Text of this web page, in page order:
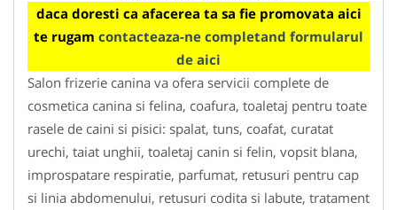
daca doresti ca afacerea ta sa fie promovata aici
te rugam contacteaza-ne completand formularul
de aici
Salon frizerie canina va ofera servicii complete de
cosmetica canina si felina, coafura, toaletaj pentru toate
rasele de caini si pisici: spalat, tuns, coafat, curatat
urechi, taiat unghii, toaletaj canin si felin, vopsit blana,
improspatare respiratie, parfumat, retusuri pentru cap
si linia abdomenului, retusuri codita si labute, tratament